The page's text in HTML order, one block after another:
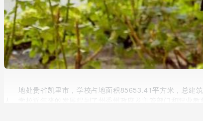
地处贵省凯里市，学校占地面积85653.41平方米，总建筑
大赛中有365人次获奖，其中一等奖98个，二等奖85个，三